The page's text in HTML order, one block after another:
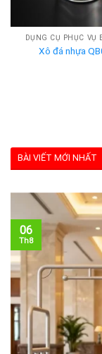
DỤNG CỤ PHỤC VỤ
Xô đá nhựa
BÀI VIẾT MỚI NHẤT
06
Th8